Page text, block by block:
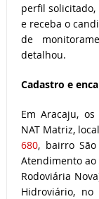
perfil
e receba o
de
detalhou.
Cadastro e
Em Aracaju,
NAT Matriz,
680, bairro
Atendimento ao
Rodoviária
Hidroviário,